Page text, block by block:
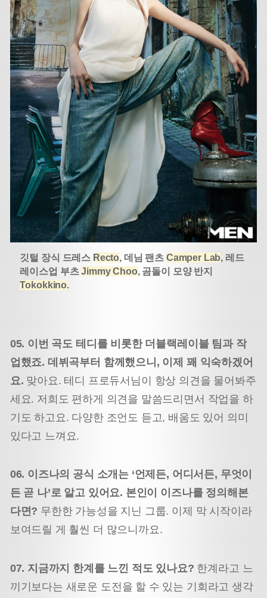
깃털 장식 드레스 Recto, 데님 팬츠 Camper Lab, 레드
레이스업 부츠Jimmy Choo, 곰돌이 모양 반지
Tokokkino.
05. 이번 곡도 테디를 비롯한 더블랙레이블 팀과 작
업했죠. 데뷔곡부터 함께했으니, 이제 꽤 익숙하겠어
요. 맞아요. 테디 프로듀서님이 항상 의견을 물어봐주
세요. 저희도 편하게 의견을 말씀드리면서 작업을 하
기도 하고요. 다양한 조언도 듣고, 배움도 있어 의미
있다고 느껴요.
06. 이즈나의 공식 소개는 ‘언제든, 어디서든, 무엇이
든 곧 나’로 알고 있어요. 본인이 이즈나를 정의해본
다면? 무한한 가능성을 지닌 그룹. 이제 막 시작이라
보여드릴 게 훨씬 더 많으니까요.
07. 지금까지 한계를 느낀 적도 있나요? 한계라고 느
끼기보다는 새로운 도전을 할 수 있는 기회라고 생각